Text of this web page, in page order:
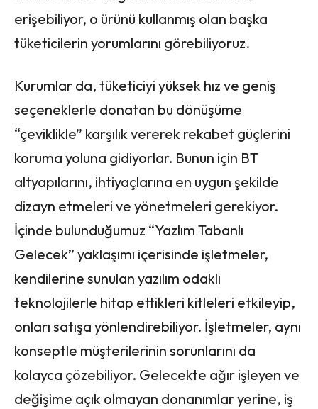
erişebiliyor, o ürünü kullanmış olan başka
tüketicilerin yorumlarını görebiliyoruz.
Kurumlar da, tüketiciyi yüksek hız ve geniş
seçeneklerle donatan bu dönüşüme
“çeviklikle” karşılık vererek rekabet güçlerini
koruma yoluna gidiyorlar. Bunun için BT
altyapılarını, ihtiyaçlarına en uygun şekilde
dizayn etmeleri ve yönetmeleri gerekiyor.
İçinde bulunduğumuz “Yazlım Tabanlı
Gelecek” yaklaşımı içerisinde işletmeler,
kendilerine sunulan yazılım odaklı
teknolojilerle hitap ettikleri kitleleri etkileyip,
onları satışa yönlendirebiliyor. İşletmeler, aynı
konseptle müşterilerinin sorunlarını da
kolayca çözebiliyor. Gelecekte ağır işleyen ve
değişime açık olmayan donanımlar yerine, iş